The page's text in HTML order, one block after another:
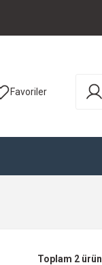
Favoriler
Toplam 2 ürün